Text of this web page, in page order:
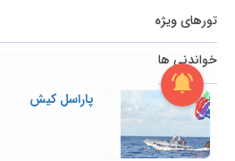
تورهای ویژه
خواندنی ها
پاراسل کیش